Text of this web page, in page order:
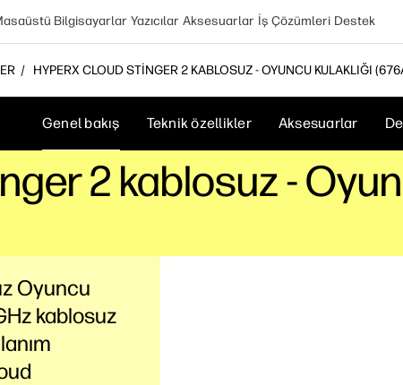
Bilgisayarlar Yazıcılar Aksesuarlar İş Çözümleri Destek
HYPERX CLOUD STINGER 2 KABLOSUZ - OYUNCU KULAKLIĞI
Genel bakış Teknik özellikler Aksesuarlar
2 kablosuz -
Oyuncu
kablosuz